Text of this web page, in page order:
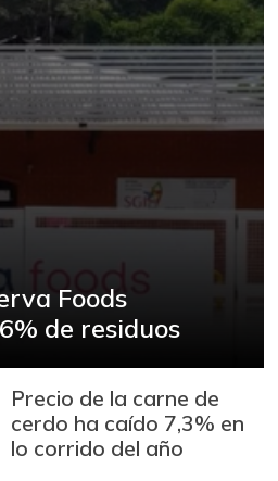
Foods
de residuos
Precio de la carne de
cerdo ha caído 7,3% en
lo corrido del año